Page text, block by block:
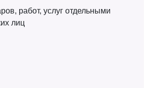
работ, услуг отдельными
лиц